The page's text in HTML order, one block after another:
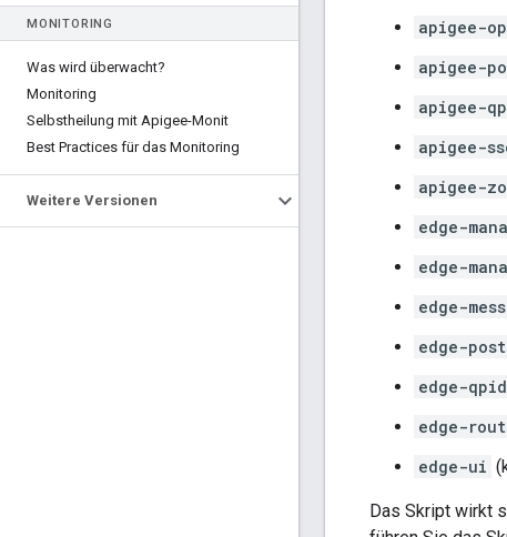
MONITORING
Was wird überwacht?
Monitoring
Selbstheilung mit Apigee-Monit
Best Practices für das Monitoring
Weitere Versionen
apigee-
apigee-
apigee-
apigee-
apigee-
edge-
edge-
edge-
edge-
edge-
edge-
edge-ui
Das Skript wirkt